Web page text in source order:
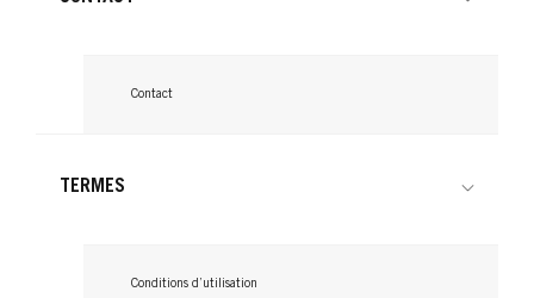
Contact
TERMES
Conditions d’utilisation